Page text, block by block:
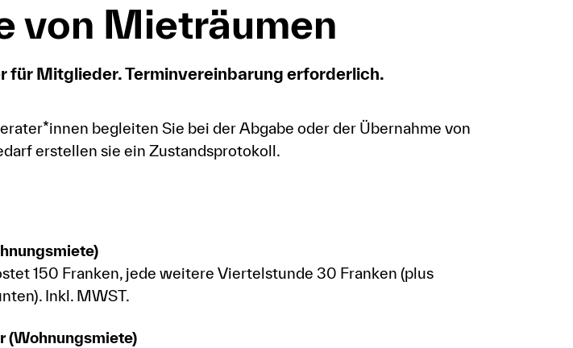
von Mieträumen
für Mitglieder. Terminvereinbarung erforderlich.
begleiten Sie bei der Abgabe oder der Übernahme von
erstellen sie ein Zustandsprotokoll.
150 Franken, jede weitere Viertelstunde 30 Franken (plus
Inkl. MWST.
(Wohnungsmiete)